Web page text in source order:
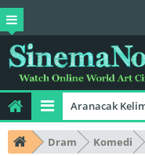
Dram Komedi